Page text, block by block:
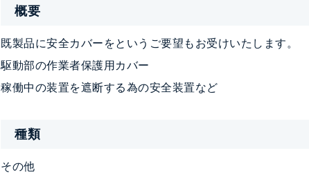
概要
既製品に安全カバーをというご要望もお受けいたします。
駆動部の作業者保護用カバー
稼働中の装置を遮断する為の安全装置など
種類
その他